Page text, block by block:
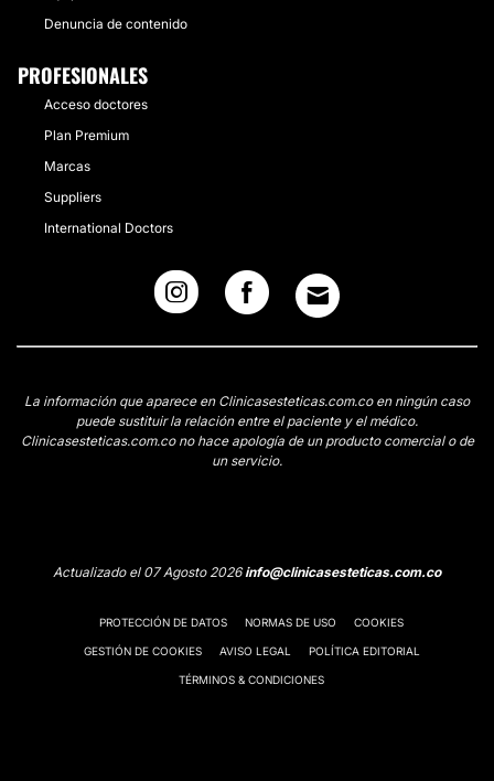
Denuncia de contenido
PROFESIONALES
Acceso doctores
Plan Premium
Marcas
Suppliers
International Doctors
La información que aparece en Clinicasesteticas.com.co en ningún caso
puede sustituir la relación entre el paciente y el médico.
Clinicasesteticas.com.co no hace apología de un producto comercial o de
un servicio.
Actualizado el 07 Agosto 2026info@clinicasesteticas.com.co
PROTECCIÓN DE DATOS NORMAS DE USO COOKIES
GESTIÓN DE COOKIES AVISO LEGAL POLÍTICA EDITORIAL
TÉRMINOS & CONDICIONES